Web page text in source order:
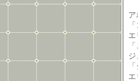
ア
エ
ジ
エ